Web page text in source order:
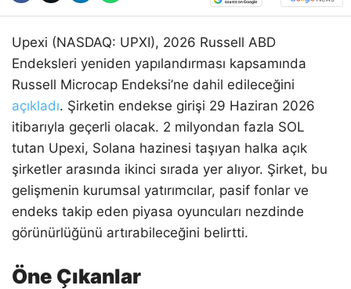
Upexi (NASDAQ: UPXI), 2026 Russell ABD
Endeksleri yeniden yapılandırması kapsamında
Russell Microcap Endeksi’ne dahil edileceğini
açıkladı. Şirketin endekse girişi 29 Haziran 2026
itibarıyla geçerli olacak. 2 milyondan fazla SOL
tutan Upexi, Solana hazinesi taşıyan halka açık
şirketler arasında ikinci sırada yer alıyor. Şirket, bu
gelişmenin kurumsal yatırımcılar, pasif fonlar ve
endeks takip eden piyasa oyuncuları nezdinde
görünürlüğünü artırabileceğini belirtti.
Öne Çıkanlar